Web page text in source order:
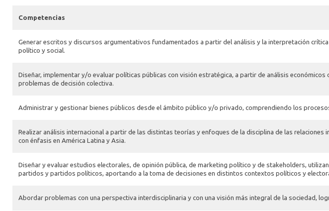
Competencias
Generar escritos y discursos argumentativos fundamentados a partir del análisis y la interpretación
político y social.
Diseñar, implementar y/o evaluar políticas públicas con visión estratégica, a partir de análisis
problemas de decisión colectiva.
Administrar y gestionar bienes públicos desde el ámbito público y/o privado, comprendiendo los
Realizar análisis internacional a partir de las distintas teorías y enfoques de la disciplina de las
con énfasis en América Latina y Asia.
Diseñar y evaluar estudios electorales, de opinión pública, de marketing político y de stakeholders,
partidos y partidos políticos, aportando a la toma de decisiones en distintos contextos políticos y
Abordar problemas con una perspectiva interdisciplinaria y con una visión más integral de la sociedad,